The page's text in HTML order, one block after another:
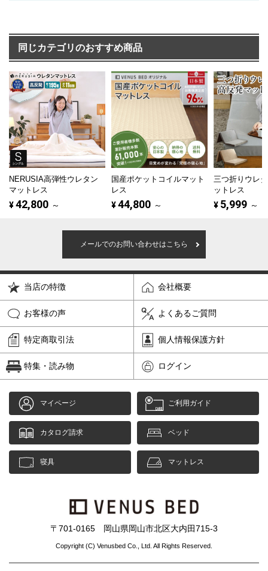
同じカテゴリのおすすめ商品
NERUSIA高弾性ウレタン
マットレス
¥42,800 ～
国産ポケットコイルマット
レス
¥44,800 ～
三つ折りウレ
ットレス
¥ 5,999 ～
メールでのお問い合わせはこちら
当店の特徴 会社概要
お客様の声 よくあるご質問
特定商取引法 個人情報保護方針
特集・読み物 ログイン
マイページ ご利用ガイド
カタログ請求 ベッド
寝具 マットレス
〒701-0165 岡山県岡山市北区大内田715-3
Copyright (C) Venusbed Co., Ltd. All Rights Reserved.